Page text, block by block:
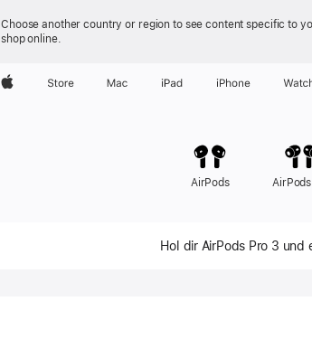
Choose another country or region to see content specific to
shop online.
AppleStore Mac iPad iPhone
AirPods
Hol dir AirPods Pro 3 und